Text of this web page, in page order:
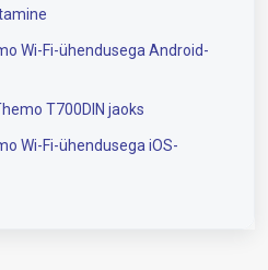
Wi-Fi-ühendusega Android-
T700DIN jaoks
Wi-Fi-ühendusega iOS-